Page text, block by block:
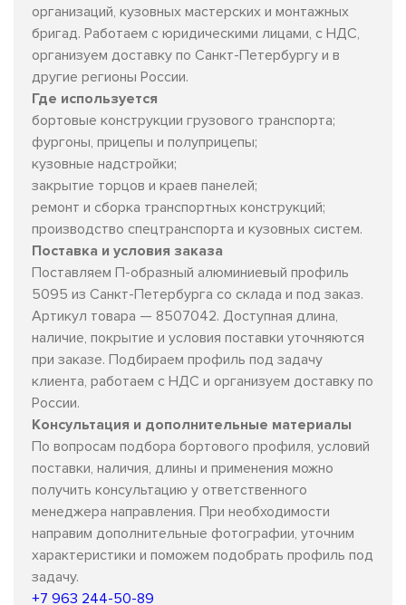
организаций, кузовных мастерских и монтажных
бригад. Работаем с юридическими лицами, с НДС,
организуем доставку по Санкт-Петербургу и в
другие регионы России.
Где используется
бортовые конструкции грузового транспорта;
фургоны, прицепы и полуприцепы;
кузовные надстройки;
закрытие торцов и краев панелей;
ремонт и сборка транспортных конструкций;
производство спецтранспорта и кузовных систем.
Поставка и условия заказа
Поставляем П-образный алюминиевый профиль
5095 из Санкт-Петербурга со склада и под заказ.
Артикул товара — 8507042. Доступная длина,
наличие, покрытие и условия поставки уточняются
при заказе. Подбираем профиль под задачу
клиента, работаем с НДС и организуем доставку по
России.
Консультация и дополнительные материалы
По вопросам подбора бортового профиля, условий
поставки, наличия, длины и применения можно
получить консультацию у ответственного
менеджера направления. При необходимости
направим дополнительные фотографии, уточним
характеристики и поможем подобрать профиль под
задачу.
+7 963 244-50-89